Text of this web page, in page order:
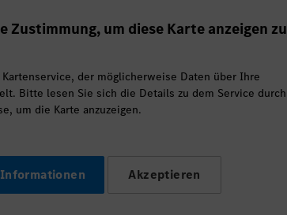
Zustimmung, um diese Karte anzeigen zu
der möglicherweise Daten über Ihre
Bitte lesen Sie sich die Details zu dem Service durch
um die Karte anzuzeigen.
Akzeptieren